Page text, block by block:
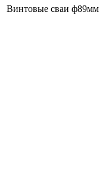
Винтовые сваи ф89мм